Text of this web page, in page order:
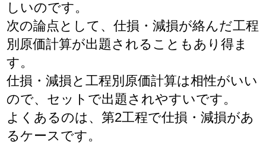
しいのです。
次の論点として、仕損・減損が絡んだ工程
別原価計算が出題されることもあり得ま
す。
仕損・減損と工程別原価計算は相性がいい
ので、セットで出題されやすいです。
よくあるのは、第2工程で仕損・減損があ
るケースです。